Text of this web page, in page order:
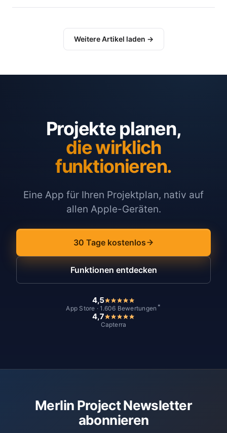
Weitere Artikel laden →
Projekte planen,
die wirklich
funktionieren.
Eine App für Ihren Projektplan, nativ auf
allen Apple-Geräten.
30 Tage kostenlos
Funktionen entdecken
4,5
App Store · 1.606 Bewertungen *
4,7
Capterra
Merlin Project Newsletter
abonnieren